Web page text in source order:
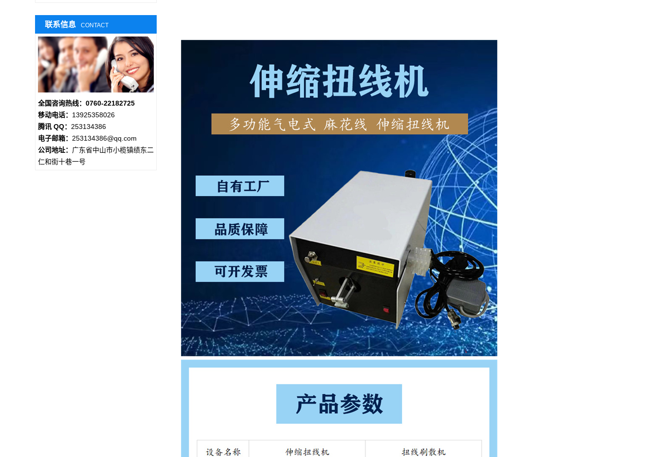
联系信息 CONTACT
全国咨询热线：0760-22182725
移动电话： 13925358026
腾讯 QQ： 253134386
电子邮箱： 253134386@qq.com
公司地址： 广东省中山市小榄镇绩东二
仁和街十巷一号